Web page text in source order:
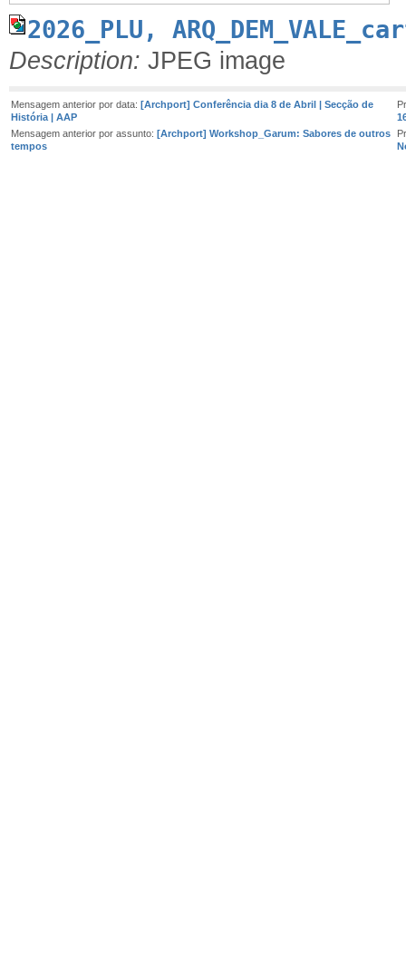
2026_PLU,
Description: JPEG image
Mensagem anterior por data: [Archport] Conferência dia 8 de Abril | Secção de
História | AAP
Mensagem anterior por assunto: [Archport] Workshop_Garum: Sabores de outros
tempos